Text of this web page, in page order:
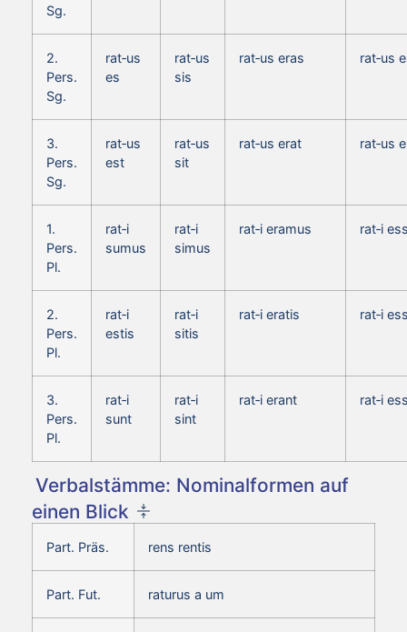
Sg.
2.
Pers.
Sg.
rat‑us
es
rat‑us
sis
rat‑us eras rat‑us
3.
Pers.
Sg.
rat‑us
est
rat‑us
sit
rat‑us erat rat‑us
1.
Pers.
Pl.
rat‑i
sumus
rat‑i
simus
rat‑i eramus rat‑i
2.
Pers.
Pl.
rat‑i
estis
rat‑i
sitis
rat‑i eratis rat‑i
3.
Pers.
Pl.
rat‑i
sunt
rat‑i
sint
rat‑i erant rat‑i
Verbalstämme: Nominalformen auf
einen Blick
Part. Präs. rens rentis
Part. Fut. raturus a um